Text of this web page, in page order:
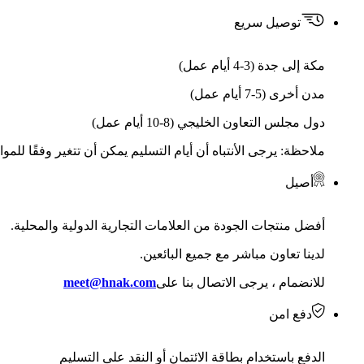
توصيل سريع
مكة إلى جدة (3-4 أيام عمل)
مدن أخرى (5-7 أيام عمل)
دول مجلس التعاون الخليجي (8-10 أيام عمل)
ملاحظة: يرجى الأنتباه أن أيام التسليم يمكن أن تتغير وفقًا
أصيل
أفضل منتجات الجودة من العلامات التجارية الدولية والمحلية.
لدينا تعاون مباشر مع جميع البائعين.
للانضمام ، يرجى الاتصال بنا علىmeet@hnak.com
دفع امن
الدفع باستخدام بطاقة الائتمان أو النقد على التسليم